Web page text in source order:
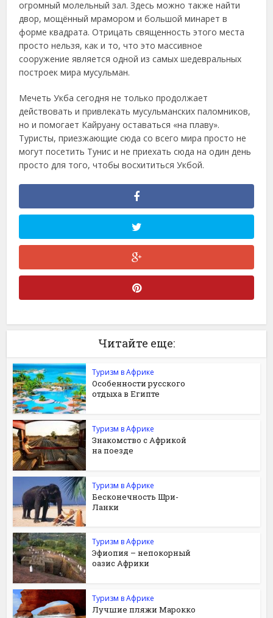
огромный молельный зал. Здесь можно также найти
двор, мощённый мрамором и большой минарет в
форме квадрата. Отрицать священность этого места
просто нельзя, как и то, что это массивное
сооружение является одной из самых шедевральных
построек мира мусульман.
Мечеть Укба сегодня не только продолжает
действовать и привлекать мусульманских паломников,
но и помогает Кайруану оставаться «на плаву».
Туристы, приезжающие сюда со всего мира просто не
могут посетить Тунис и не приехать сюда на один день
просто для того, чтобы восхититься Укбой.
Читайте еще:
Туризм в Африке
Особенности русского
отдыха в Египте
Туризм в Африке
Знакомство с Африкой
на поезде
Туризм в Африке
Бесконечность Шри-
Ланки
Туризм в Африке
Эфиопия – непокорный
оазис Африки
Туризм в Африке
Лучшие пляжи Марокко